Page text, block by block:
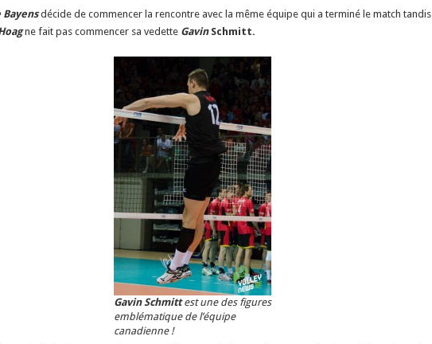
décide de commencer la rencontre avec la même équipe qui a terminé le match tandis
ne fait pas commencer sa vedette GavinSchmitt.
Gavin Schmittest une des figures
emblématique de l’équipe
canadienne !